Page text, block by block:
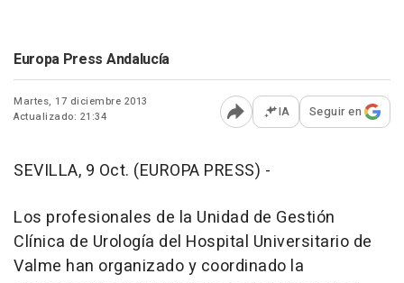
Europa Press Andalucía
Martes, 17 diciembre 2013
Actualizado: 21:34
Abrir opciones para
IA Seguir en
SEVILLA, 9 Oct. (EUROPA PRESS) -
Los profesionales de la Unidad de Gestión
Clínica de Urología del Hospital Universitario de
Valme han organizado y coordinado la